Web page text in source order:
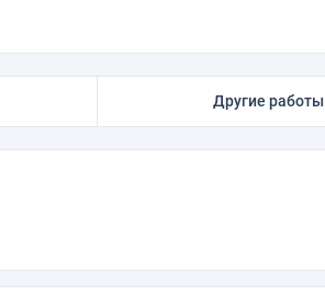
Другие работы